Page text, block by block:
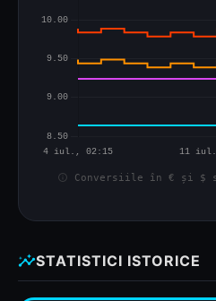
info
Conversiile în € și $
insightsSTATISTICI ISTORICE